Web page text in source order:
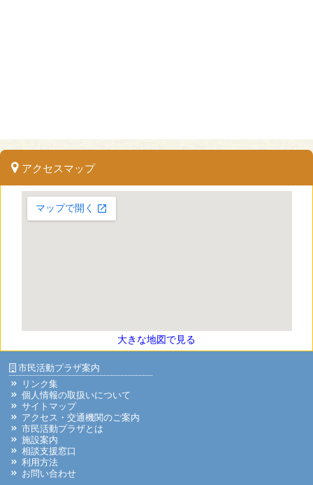
アクセスマップ
大きな地図で見る
市民活動プラザ案内
リンク集
個人情報の取扱いについて
サイトマップ
アクセス・交通機関のご案内
市民活動プラザとは
施設案内
相談支援窓口
利用方法
お問い合わせ